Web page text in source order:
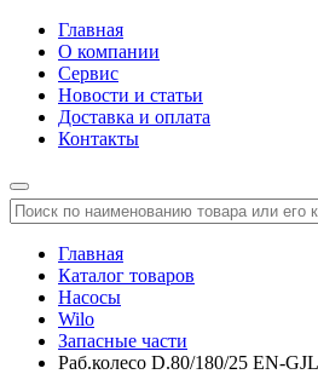
Главная
О компании
Сервис
Новости и статьи
Доставка и оплата
Контакты
Главная
Каталог товаров
Насосы
Wilo
Запасные части
Раб.колесо D.80/180/25 EN-